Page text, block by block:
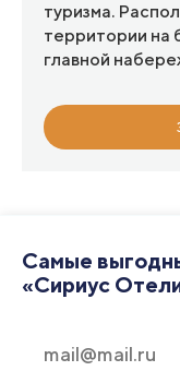
туризма.
территории на
главной
Самые
«Сириус